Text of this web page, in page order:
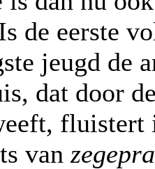
de eerste
jeugd de
dat door
van